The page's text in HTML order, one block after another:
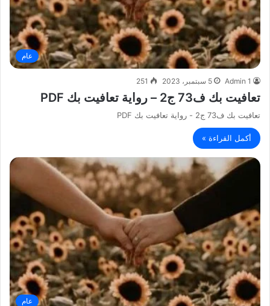
عام
Admin 1 5 سبتمبر، 2023 251
تعافيت بك ف73 ج2 – رواية تعافيت بك PDF
تعافيت بك ف73 ج2 - رواية تعافيت بك PDF
أكمل القراءة »
عام